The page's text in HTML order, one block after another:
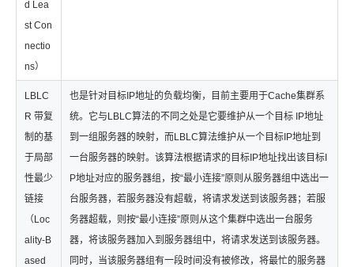
d Lea
st Con
nectio
ns）
LBLC
R 带复
制的基
于局部
性最少
链接
（Loc
ality-B
ased
也是针对目标IP地址的负载均衡，目前主要用于Cache集群系
统。它与LBLC算法的不同之处是它要维护从一个目标 IP地址
到一组服务器的映射，而LBLC算法维护从一个目标IP地址到
一台服务器的映射。该算法根据请求的目标IP地址找出该目标I
P地址对应的服务器组，按“最小连接”原则从服务器组中选出一
台服务器，若服务器没有超载，将请求发送到该服务器；若服
务器超载，则按“最小连接”原则从这个集群中选出一台服务
器，将该服务器加入到服务器组中，将请求发送到该服务器。
同时，当该服务器组有一段时间没有被修改，将最忙的服务器